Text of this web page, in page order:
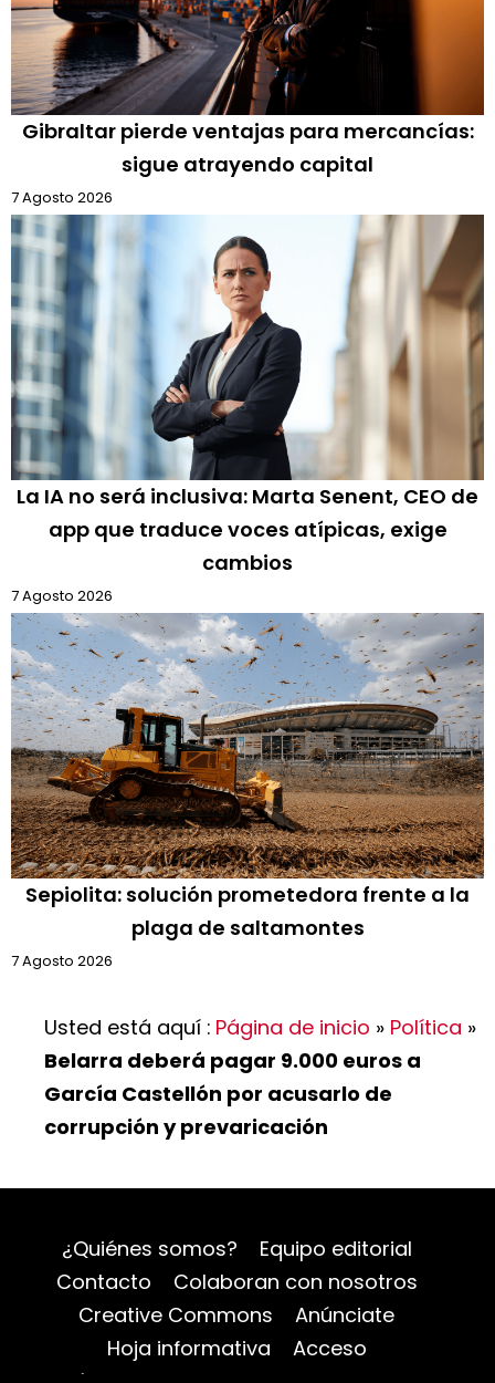
Gibraltar pierde ventajas para mercancías:
sigue atrayendo capital
7 Agosto 2026
La IA no será inclusiva: Marta Senent, CEO de
app que traduce voces atípicas, exige
cambios
7 Agosto 2026
Sepiolita: solución prometedora frente a la
plaga de saltamontes
7 Agosto 2026
Usted está aquí : Página de inicio » Política »
Belarra deberá pagar 9.000 euros a
García Castellón por acusarlo de
corrupción y prevaricación
¿Quiénes somos?
Equipo editorial
Contacto
Colaboran con nosotros
Creative Commons
Anúnciate
Hoja informativa
Acceso